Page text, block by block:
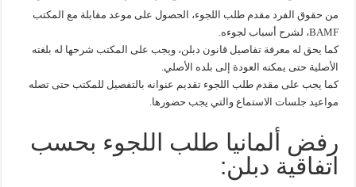
من حقوق الفرد مقدم طلب اللجوء، الحصول على موعد مقابلة مع المكتب
BAMF، لشرح أسباب لجوءه.
كما يحق له معرفة تفاصيل قانون دبلن، ويجب على المكتب شرحها له بلغته
الأصلية حتى يمكنه العودة إلى بلده الأصلي.
كما يجب على مقدم طلب اللجوء تقديم عنوانه بالتفصيل للمكتب حتى تصله
مواعيد جلسات الاستماع والتي يجب حضورها.
رفض ألمانيا طلب اللجوء بحسب
اتفاقية دبلن: